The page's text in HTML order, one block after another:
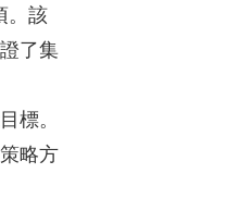
。該
了集
標。
略方